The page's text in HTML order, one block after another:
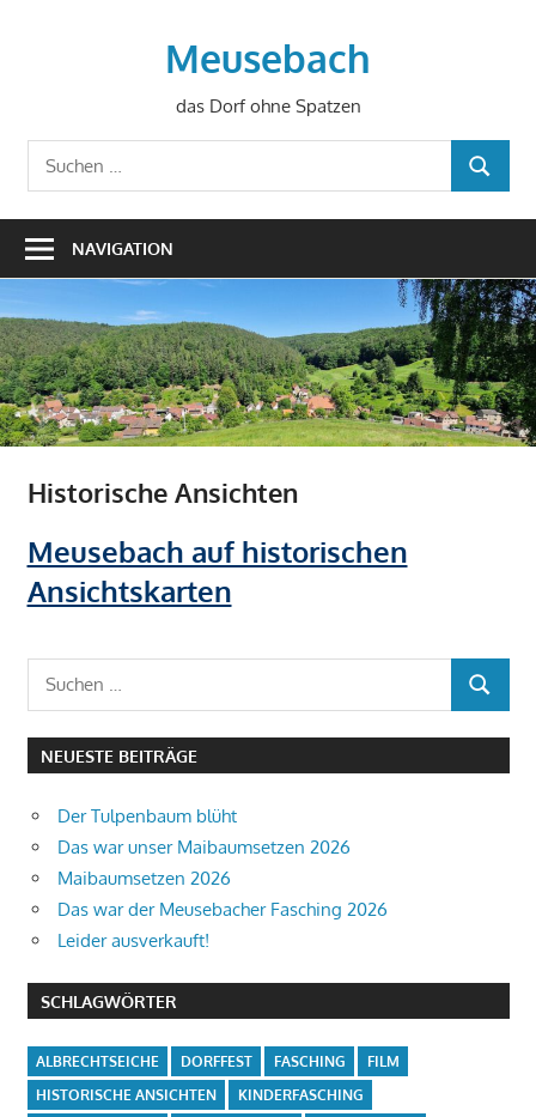
Meusebach
das Dorf ohne Spatzen
Suchen
nach:
SUCHEN
NAVIGATION
Historische Ansichten
Meusebach auf historischen
Ansichtskarten
Suchen
SUCHEN
NEUESTE BEITRÄGE
Der Tulpenbaum blüht
Das war unser Maibaumsetzen 2026
Maibaumsetzen 2026
Das war der Meusebacher Fasching 2026
Leider ausverkauft!
SCHLAGWÖRTER
ALBRECHTSEICHE DORFFEST FASCHING
FILM
HISTORISCHE ANSICHTEN
KINDERFASCHING